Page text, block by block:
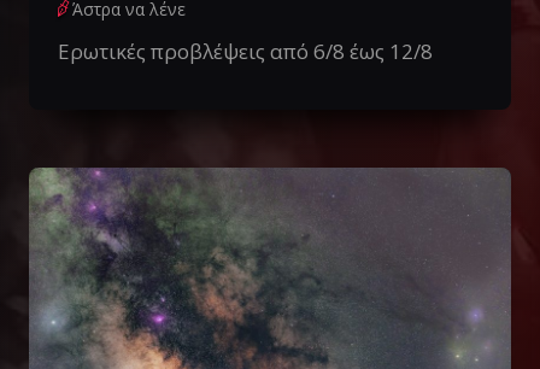
Άστρα να λένε
Ερωτικές προβλέψεις από 6/8 έως 12/8